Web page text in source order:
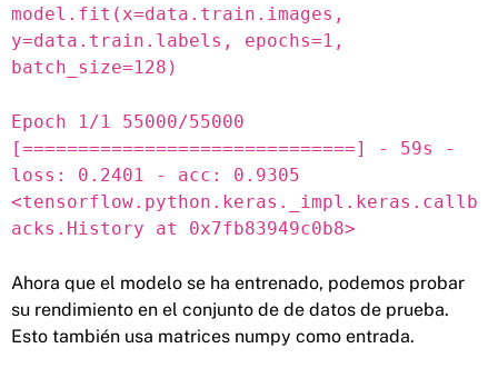
model.fit(x=data.train.images,
y=data.train.labels, epochs=1,
batch_size=128)
Epoch 1/1 55000/55000
[==============================] - 59s -
loss: 0.2401 - acc: 0.9305
<tensorflow.python.keras._impl.keras.callb
acks.History at 0x7fb83949c0b8>
Ahora que el modelo se ha entrenado, podemos probar
su rendimiento en el conjunto de de datos de prueba.
Esto también usa matrices numpy como entrada.